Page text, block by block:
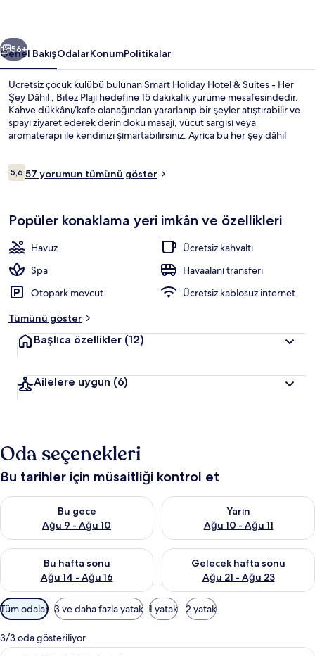
Dâhil
için
fotoğraf
galerisi
Sonraki
56+
Genel BakışOdalarKonumPolitikalar
Ücretsiz çocuk kulübü bulunan Smart Holiday Hotel & Suites - Her
Şey Dâhil , Bitez Plajı hedefine 15 dakikalık yürüme mesafesindedir.
Kahve dükkânı/kafe olanağından yararlanıp bir şeyler atıştırabilir ve
spayı ziyaret ederek derin doku masajı, vücut sargısı veya
aromaterapi ile kendinizi şımartabilirsiniz. Ayrıca bu her şey dâhil
Yorumlar
5,65,6/10
57 yorumun tümünü göster
Popüler konaklama yeri imkân ve özellikleri
Havuz
Ücretsiz kahvaltı
Spa
Havaalanı transferi
Otopark mevcut
Ücretsiz kablosuz internet
Tümünü göster
Başlıca özellikler (12)
Ailelere uygun (6)
Oda seçenekleri
Bu tarihler için müsaitliği kontrol et
Bu gece
Ağu 9 - Ağu 10
Bu gece için müsaitliği kontrol et Ağu 9 - Ağu 10
Yarın
Ağu 10 - Ağu 11
Yarın için müsaitliği kontrol et
Bu hafta sonu
Ağu 14 - Ağu 16
Bu hafta sonu için müsaitliği kontrol et Ağu 14 - Ağu 16
Gelecek hafta sonu
Ağu 21 - Ağu 23
Önümüzdeki hafta sonu için
Odalar
için
mevcut
filtreler
Tüm odalar 3 ve daha fazla yatak 1 yatak 2 yatak
3/3 oda gösteriliyor
Family Süit, 2 Yatak Odası | Kaliteli